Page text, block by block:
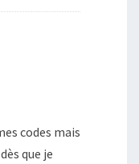
codes mais
que je